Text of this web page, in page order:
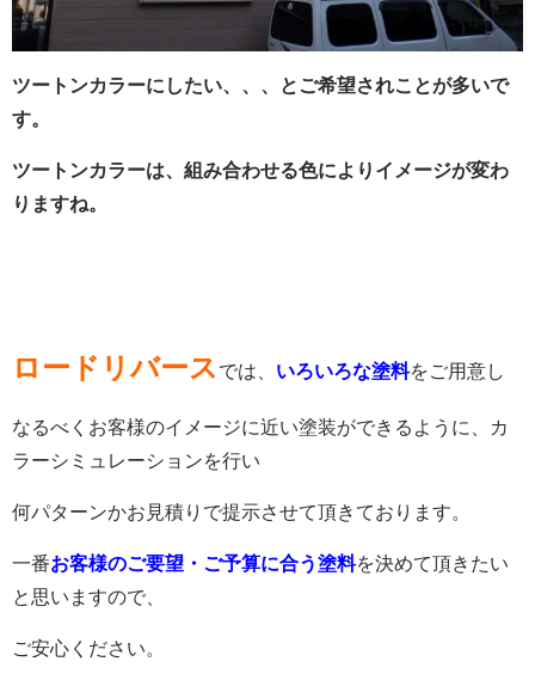
ツートンカラーにしたい、、、とご希望されことが多いで
す。
ツートンカラーは、組み合わせる色によりイメージが変わ
りますね。
ロードリバース では、 いろいろな塗料をご用意し
なるべくお客様のイメージに近い塗装ができるように、カ
ラーシミュレーションを行い
何パターンかお見積りで提示させて頂きております。
一番お客様のご要望・ご予算に合う塗料を決めて頂きたい
と思いますので、
ご安心ください。